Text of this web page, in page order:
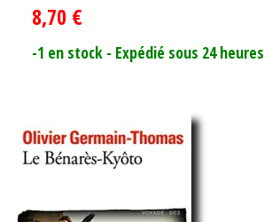
8,70 €
-1 en stock - Expédié sous 24 heures